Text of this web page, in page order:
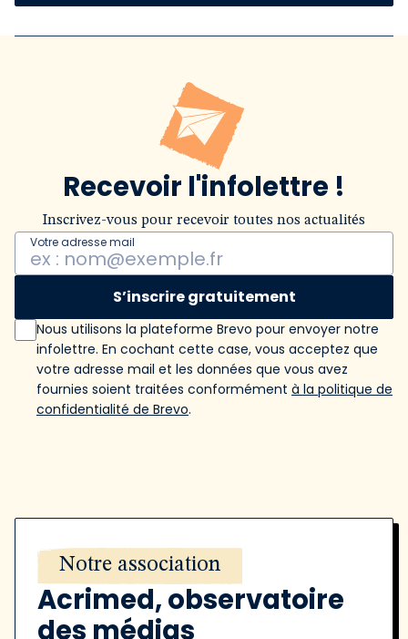
Recevoir l'infolettre !
Inscrivez-vous pour recevoir toutes nos actualités
Votre adresse mail
S’inscrire gratuitement
Nous utilisons la plateforme Brevo pour envoyer notre
infolettre. En cochant cette case, vous acceptez que
votre adresse mail et les données que vous avez
fournies soient traitées conformément à la politique de
confidentialité de Brevo.
Notre association
Acrimed, observatoire
des médias